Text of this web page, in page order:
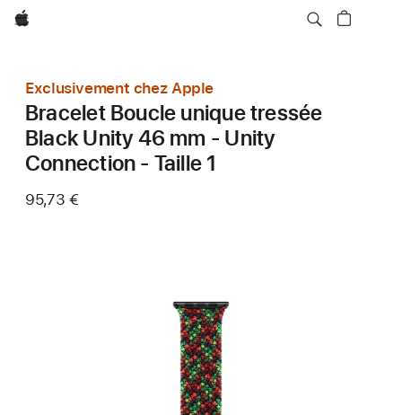
Apple
Exclusivement chez Apple
Bracelet Boucle unique tressée
Black Unity 46 mm - Unity
Connection - Taille 1
95,73 €